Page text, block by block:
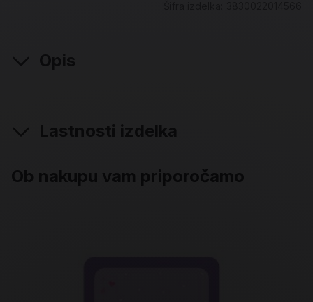
Opis
Lastnosti izdelka
Ob nakupu vam priporočamo